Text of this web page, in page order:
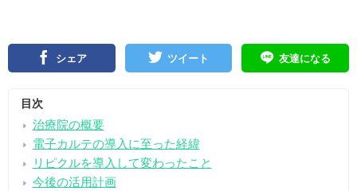
シェア ツイート 友達になる
目次
治療院の概要
電子カルテの導入に至った経緯
リピクルを導入して変わったこと
今後の活用計画